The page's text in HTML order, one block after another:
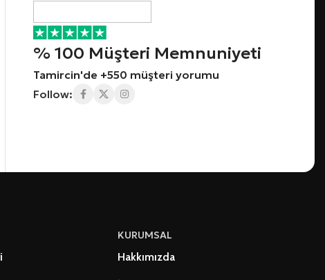
% 100 Müşteri Memnuniyeti
Tamircin'de +550 müşteri yorumu
Follow:
KURUMSAL
Hakkımızda